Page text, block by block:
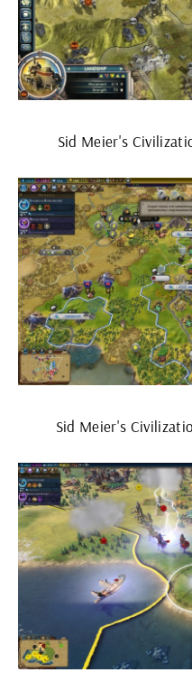
Sid Meier's
Sid Meier's